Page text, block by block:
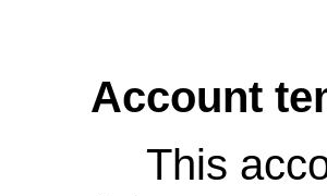
Account
This